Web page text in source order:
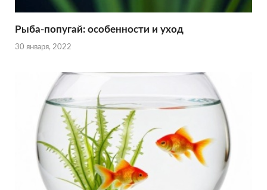
Рыба-попугай: особенности и уход
30 января, 2022